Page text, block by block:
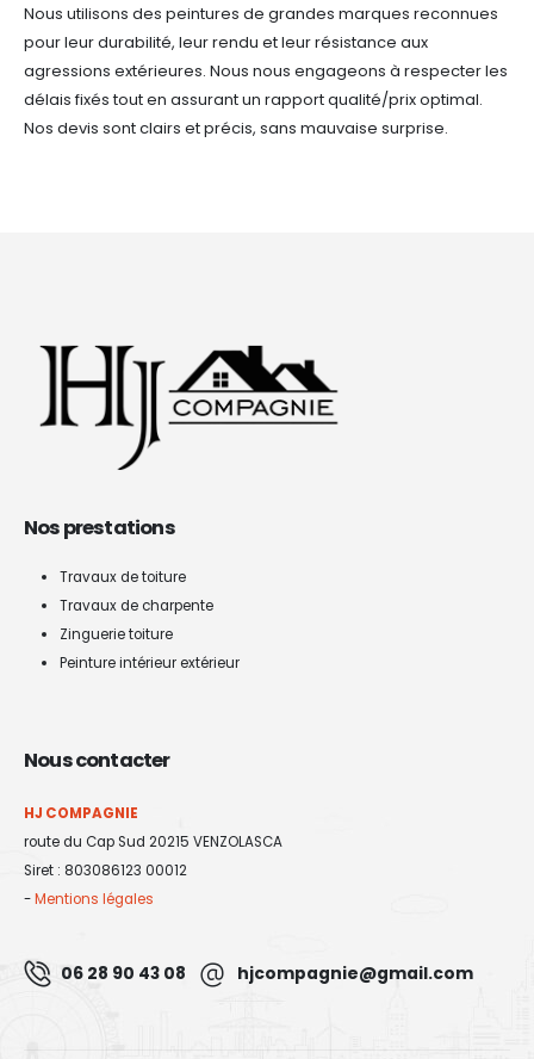
Nous utilisons des peintures de grandes marques reconnues
pour leur durabilité, leur rendu et leur résistance aux
agressions extérieures. Nous nous engageons à respecter les
délais fixés tout en assurant un rapport qualité/prix optimal.
Nos devis sont clairs et précis, sans mauvaise surprise.
Nos prestations
Travaux de toiture
Travaux de charpente
Zinguerie toiture
Peinture intérieur extérieur
Nous contacter
HJ COMPAGNIE
route du Cap Sud 20215 VENZOLASCA
Siret : 803086123 00012
-Mentions légales
06 28 90 43 08 hjcompagnie@gmail.com